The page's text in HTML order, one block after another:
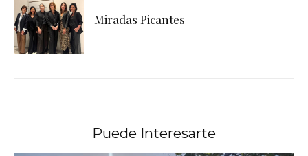
Miradas Picantes
Puede Interesarte